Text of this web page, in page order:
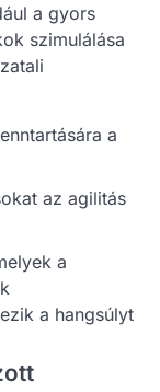
a gyors
szimulálása
a
az agilitás
a
a hangsúlyt